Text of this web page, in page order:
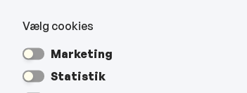
Vælg cookies
Marketing
Statistik